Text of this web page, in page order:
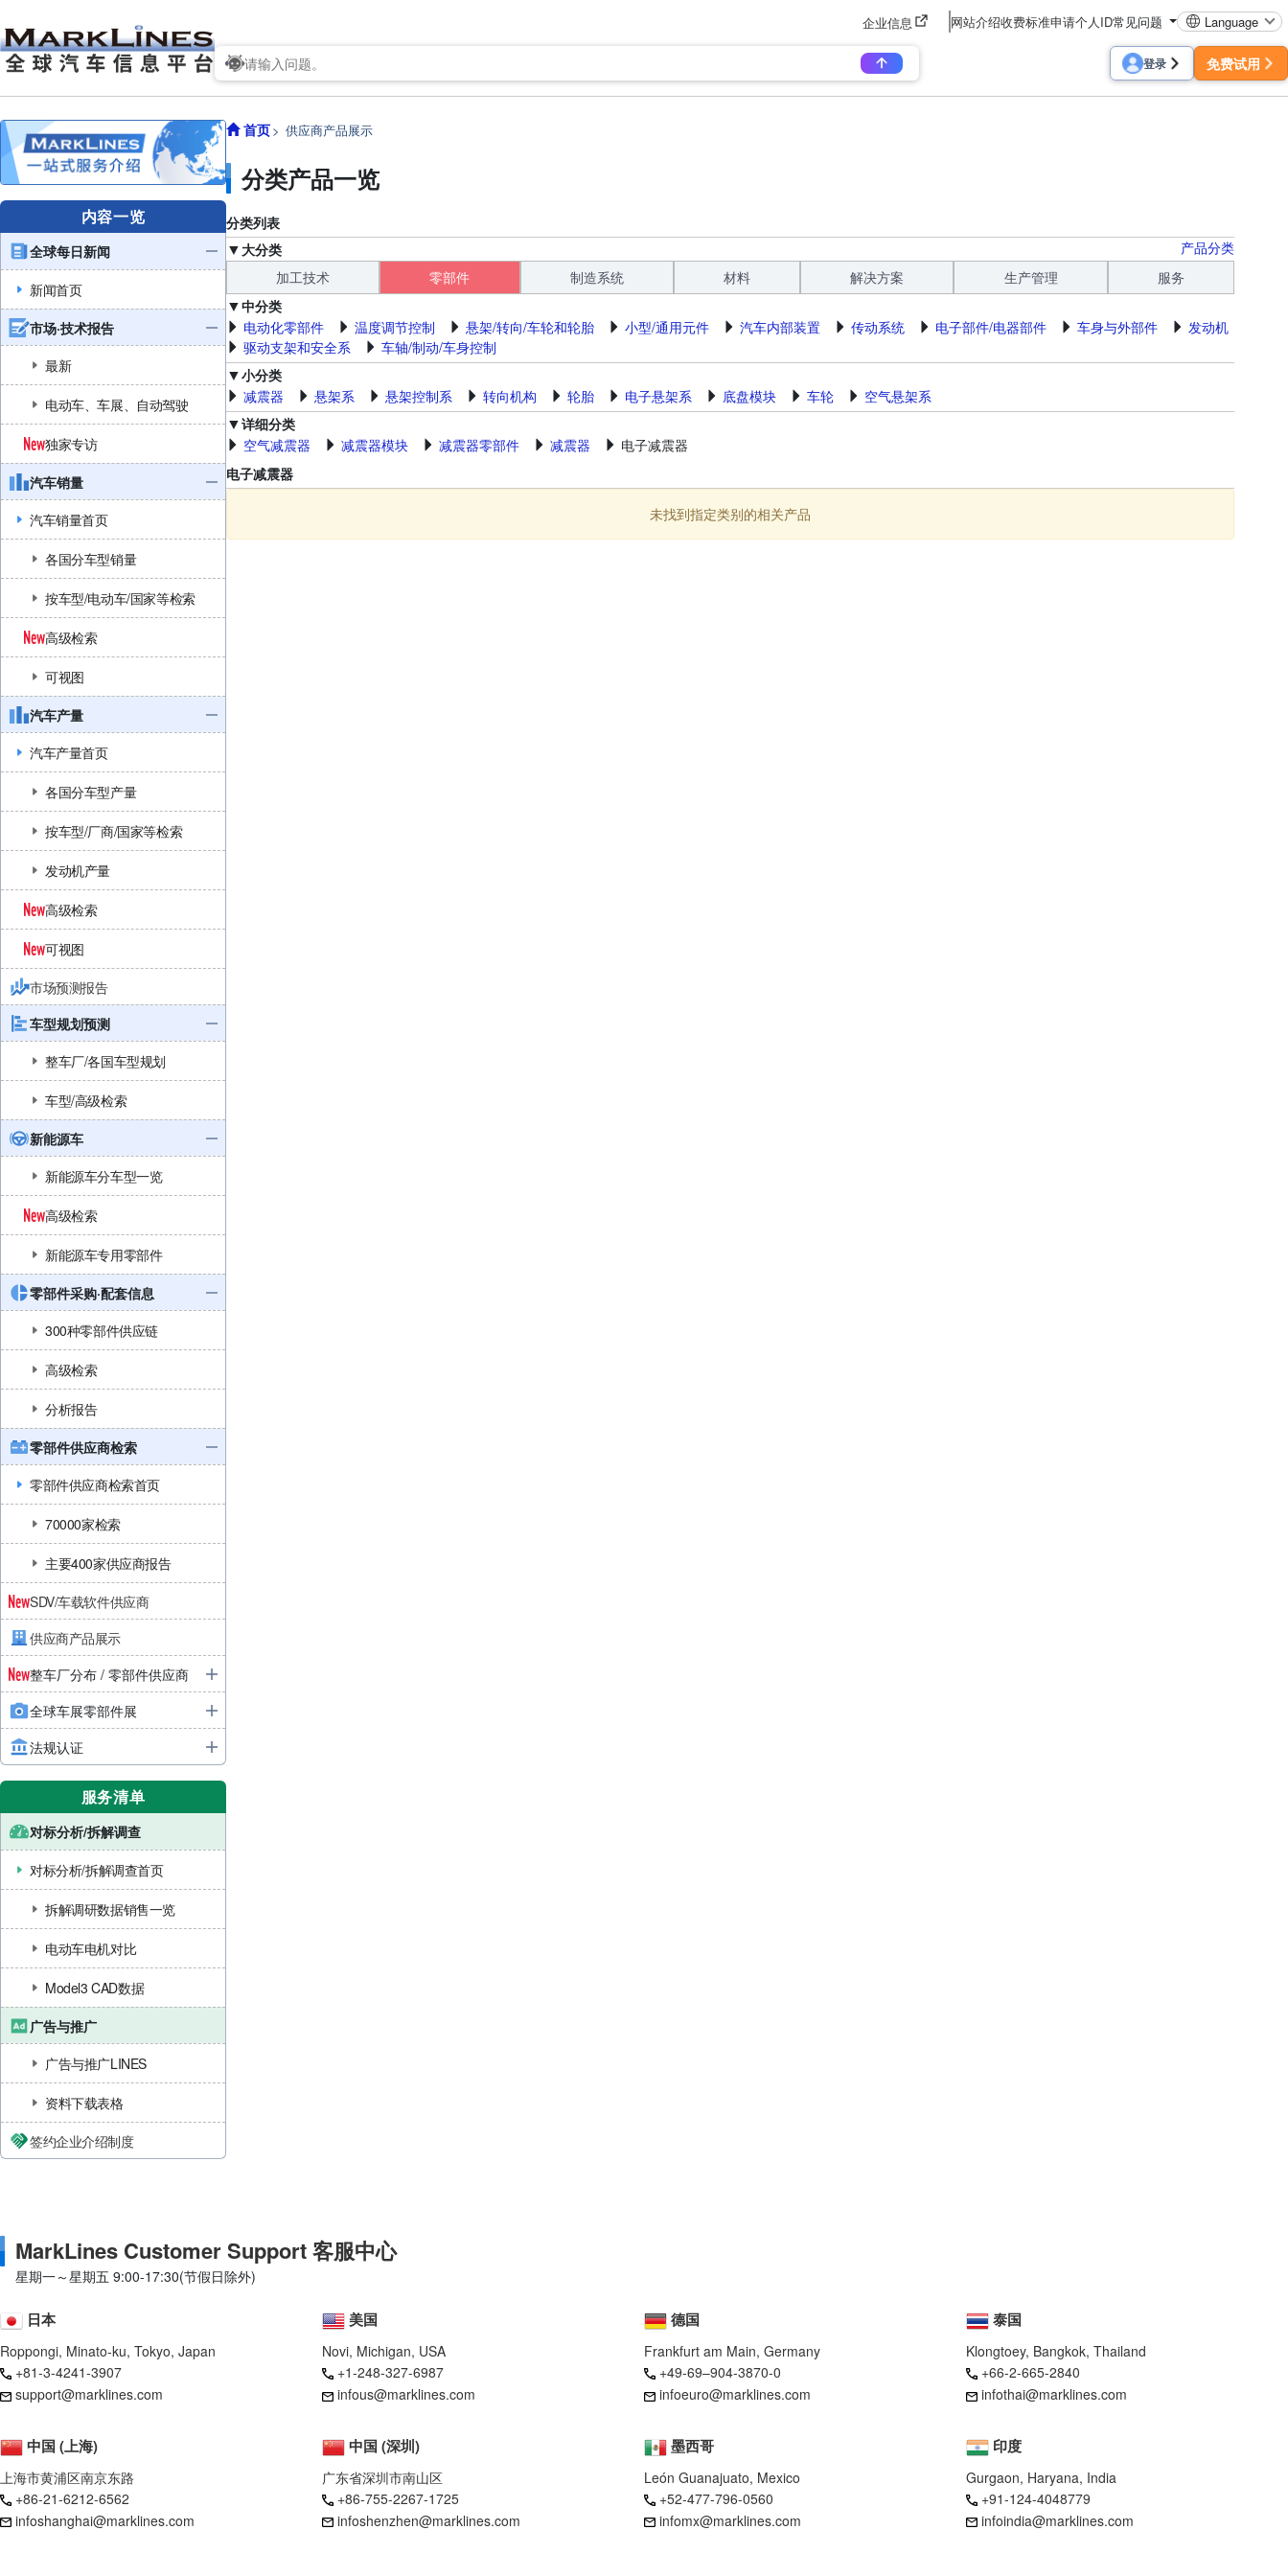
企业信息 网站介绍收费标准申请个人ID常见问题 Language
登录 免费试用
内容一览
全球每日新闻
新闻首页
市场·技术报告
最新
电动车、车展、自动驾驶
独家专访
汽车销量
汽车销量首页
各国分车型销量
按车型/电动车/国家等检索
高级检索
可视图
汽车产量
汽车产量首页
各国分车型产量
按车型/厂商/国家等检索
发动机产量
高级检索
可视图
市场预测报告
车型规划预测
整车厂/各国车型规划
车型/高级检索
新能源车
新能源车分车型一览
高级检索
新能源车专用零部件
零部件采购·配套信息
300种零部件供应链
高级检索
分析报告
零部件供应商检索
零部件供应商检索首页
70000家检索
主要400家供应商报告
SDV/车载软件供应商
供应商产品展示
整车厂分布 / 零部件供应商
全球车展零部件展
法规认证
服务清单
对标分析/拆解调查
对标分析/拆解调查首页
拆解调研数据销售一览
电动车电机对比
Model3 CAD数据
广告与推广
广告与推广LINES
资料下载表格
签约企业介绍制度
首页 供应商产品展示
分类产品一览
分类列表
产品分类
大分类
加工技术
零部件 制造系统 材料 解决方案 生产管理
服务
中分类
电动化零部件
温度调节控制 悬架/转向/车轮和轮胎 小型/通用元件 汽车内部装置 传动系统 电子部件/电器部件 车身与外部件
发动机
驱动支架和安全系
车轴/制动/车身控制
小分类
减震器
悬架系 悬架控制系 转向机构 轮胎 电子悬架系 底盘模块 车轮
空气悬架系
详细分类
空气减震器
减震器模块 减震器零部件 减震器
电子减震器
电子减震器
未找到指定类别的相关产品
MarkLines Customer Support 客服中心
星期一～星期五 9:00-17:30(节假日除外)
日本
Roppongi, Minato-ku, Tokyo, Japan
+81-3-4241-3907
support@marklines.com
美国
Novi, Michigan, USA
+1-248-327-6987
infous@marklines.com
墨西哥
León Guanajuato, Mexico
+52-477-796-0560
infomx@marklines.com
德国
Frankfurt am Main, Germany
+49-69–904-3870-0
infoeuro@marklines.com
中国 (上海)
上海市黄浦区南京东路
+86-21-6212-6562
infoshanghai@marklines.com
中国 (深圳)
广东省深圳市南山区
+86-755-2267-1725
infoshenzhen@marklines.com
泰国
Klongtoey, Bangkok, Thailand
+66-2-665-2840
infothai@marklines.com
印度
Gurgaon, Haryana, India
+91-124-4048779
infoindia@marklines.com